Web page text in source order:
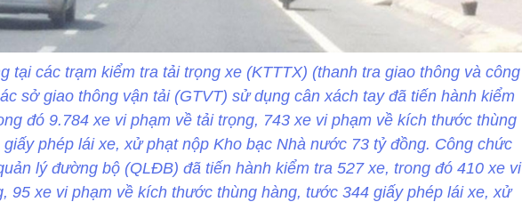
tại các trạm kiểm tra tải trọng xe (KTTTX) (thanh tra giao thông và công
sở giao thông vận tải (GTVT) sử dụng cân xách tay đã tiến hành kiểm
đó 9.784 xe vi phạm về tải trọng, 743 xe vi phạm về kích thước thùng
phép lái xe, xử phạt nộp Kho bạc Nhà nước 73 tỷ đồng. Công chức
lý đường bộ (QLĐB) đã tiến hành kiểm tra 527 xe, trong đó 410 xe vi
95 xe vi phạm về kích thước thùng hàng, tước 344 giấy phép lái xe, xử